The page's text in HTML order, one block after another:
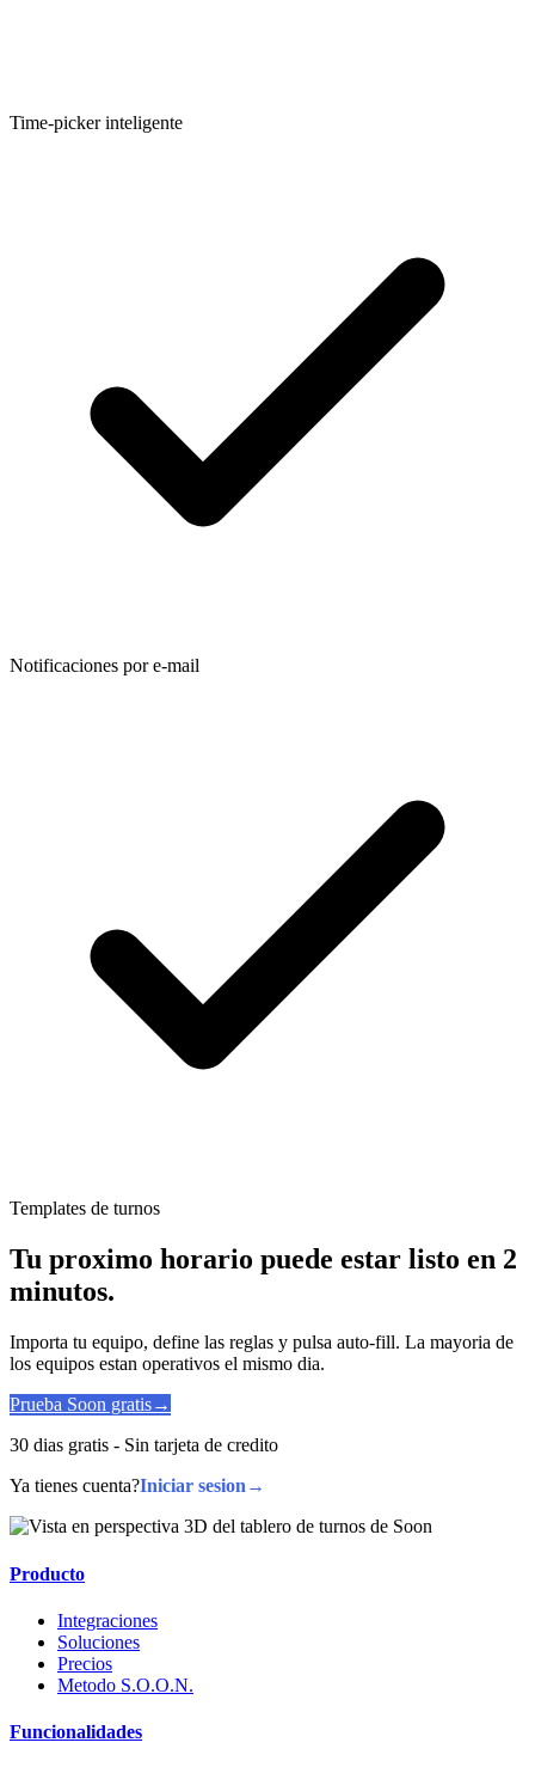
Time-picker inteligente
Notificaciones por e-mail
Templates de turnos
Tu proximo horario puede estar listo en 2
minutos.
Importa tu equipo, define las reglas y pulsa auto-fill. La mayoria de
los equipos estan operativos el mismo dia.
Prueba Soon gratis→
30 dias gratis - Sin tarjeta de credito
Ya tienes cuenta?Iniciar sesion →
Producto
Integraciones
Soluciones
Precios
Metodo S.O.O.N.
Funcionalidades